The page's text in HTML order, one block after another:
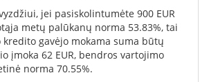
jei pasiskolintumėte 900 EUR
metų palūkanų norma 53.83%, tai
gavėjo mokama suma būtų
įmoka 62 EUR, bendros vartojimo
norma 70.55%.